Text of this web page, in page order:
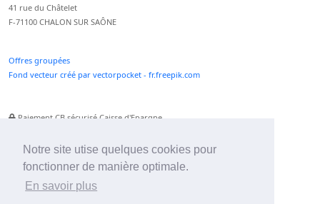
Notre site utise quelques cookies pour
fonctionner de manière optimale.
En savoir plus
41 rue du Châtelet
F-71100 CHALON SUR SAÔNE
Offres groupées
Fond vecteur créé par vectorpocket - fr.freepik.com
Paiement CB sécurisé Caisse d'Epargne
Paiement Paypal accepté